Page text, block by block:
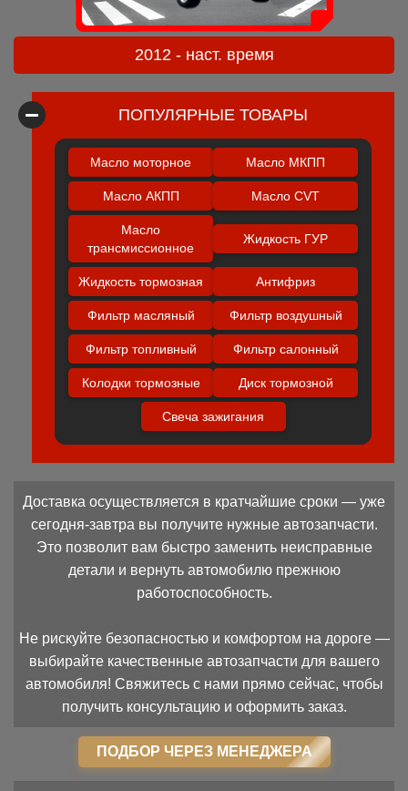
2012 - наст. время
ПОПУЛЯРНЫЕ ТОВАРЫ
Масло моторное Масло МКПП
Масло АКПП Масло CVT
Масло
трансмиссионное
Жидкость ГУР
Жидкость тормозная Антифриз
Фильтр масляный Фильтр воздушный
Фильтр топливный Фильтр салонный
Колодки тормозные Диск тормозной
Свеча зажигания
Доставка осуществляется в кратчайшие сроки — уже
сегодня-завтра вы получите нужные автозапчасти.
Это позволит вам быстро заменить неисправные
детали и вернуть автомобилю прежнюю
работоспособность.
Не рискуйте безопасностью и комфортом на дороге —
выбирайте качественные автозапчасти для вашего
автомобиля! Свяжитесь с нами прямо сейчас, чтобы
получить консультацию и оформить заказ.
ПОДБОР ЧЕРЕЗ МЕНЕДЖЕРА